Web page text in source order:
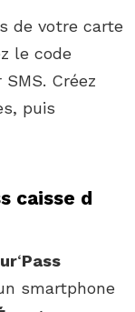
de votre carte
le code
Créez
puis
caisse d
‘Pass
smartphone